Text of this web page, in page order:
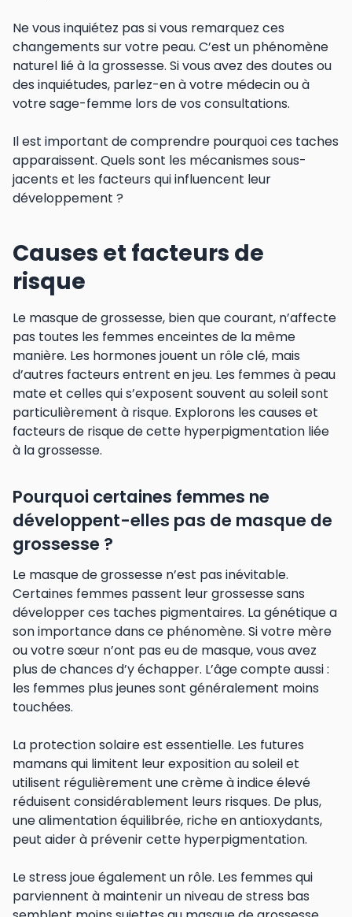
Ne vous inquiétez pas si vous remarquez ces
changements sur votre peau. C’est un phénomène
naturel lié à la grossesse. Si vous avez des doutes ou
des inquiétudes, parlez-en à votre médecin ou à
votre sage-femme lors de vos consultations.
Il est important de comprendre pourquoi ces taches
apparaissent. Quels sont les mécanismes sous-
jacents et les facteurs qui influencent leur
développement ?
Causes et facteurs de
risque
Le masque de grossesse, bien que courant, n’affecte
pas toutes les femmes enceintes de la même
manière. Les hormones jouent un rôle clé, mais
d’autres facteurs entrent en jeu. Les femmes à peau
mate et celles qui s’exposent souvent au soleil sont
particulièrement à risque. Explorons les causes et
facteurs de risque de cette hyperpigmentation liée
à la grossesse.
Pourquoi certaines femmes ne
développent-elles pas de masque de
grossesse ?
Le masque de grossesse n’est pas inévitable.
Certaines femmes passent leur grossesse sans
développer ces taches pigmentaires. La génétique a
son importance dans ce phénomène. Si votre mère
ou votre sœur n’ont pas eu de masque, vous avez
plus de chances d’y échapper. L’âge compte aussi :
les femmes plus jeunes sont généralement moins
touchées.
La protection solaire est essentielle. Les futures
mamans qui limitent leur exposition au soleil et
utilisent régulièrement une crème à indice élevé
réduisent considérablement leurs risques. De plus,
une alimentation équilibrée, riche en antioxydants,
peut aider à prévenir cette hyperpigmentation.
Le stress joue également un rôle. Les femmes qui
parviennent à maintenir un niveau de stress bas